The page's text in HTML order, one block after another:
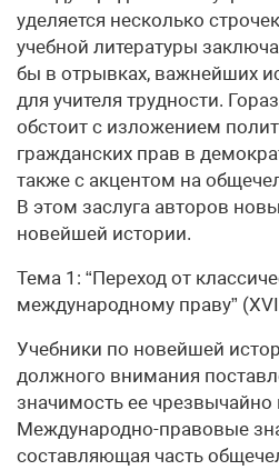
уделяется несколько
учебной литературы
бы в отрывках, важнейших
для учителя трудности.
обстоит с изложением
гражданских прав в
также с акцентом на
В этом заслуга авторов
новейшей истории.
Тема 1: “Переход от
международному праву”
Учебники по новейшей
должного внимания
значимость ее чрезвычайно
Международно-правовые
составляющая часть